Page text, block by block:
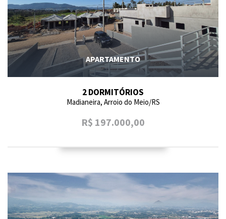
APARTAMENTO
2 DORMITÓRIOS
Madianeira, Arroio do Meio/RS
R$ 197.000,00